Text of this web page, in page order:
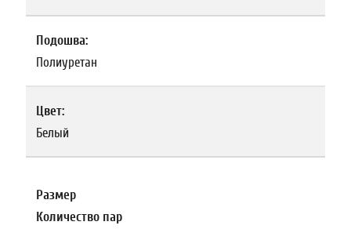
Подошва:
Полиуретан
Цвет:
Белый
Размер
Количество пар